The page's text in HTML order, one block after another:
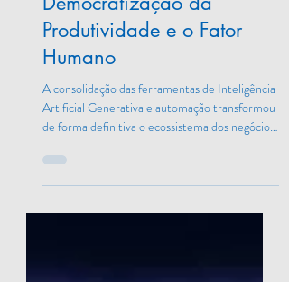
há 3 dias
Democratização da